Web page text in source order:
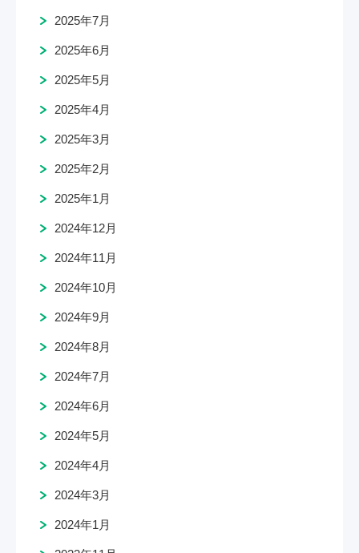
2025年7月
2025年6月
2025年5月
2025年4月
2025年3月
2025年2月
2025年1月
2024年12月
2024年11月
2024年10月
2024年9月
2024年8月
2024年7月
2024年6月
2024年5月
2024年4月
2024年3月
2024年1月